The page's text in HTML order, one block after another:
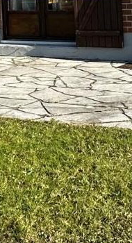
m².
une belle pièce de vie avec
chambres de 13m2 et une